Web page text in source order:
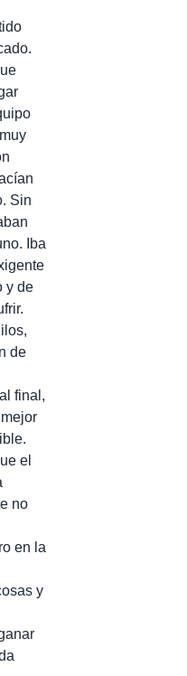
Sin
Iba
y de
de
final,
el
no
en la
y